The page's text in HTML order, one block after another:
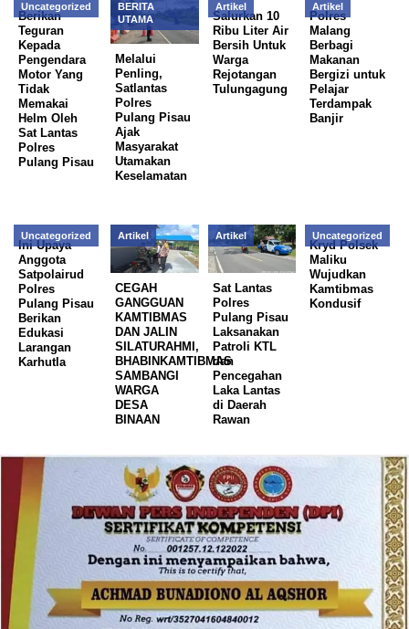
Uncategorized
Berikan
Teguran
Kepada
Pengendara
Motor Yang
Tidak
Memakai
Helm Oleh
Sat Lantas
Polres
Pulang Pisau
BERITA
UTAMA
Melalui
Penling,
Satlantas
Polres
Pulang Pisau
Ajak
Masyarakat
Utamakan
Keselamatan
Artikel
Salurkan 10
Ribu Liter Air
Bersih Untuk
Warga
Rejotangan
Tulungagung
Artikel
Polres
Malang
Berbagi
Makanan
Bergizi untuk
Pelajar
Terdampak
Banjir
Uncategorized
Ini Upaya
Anggota
Satpolairud
Polres
Pulang Pisau
Berikan
Edukasi
Larangan
Karhutla
Artikel
CEGAH
GANGGUAN
KAMTIBMAS
DAN JALIN
SILATURAHMI,
BHABINKAMTIBMAS
SAMBANGI
WARGA
DESA
BINAAN
Artikel
Sat Lantas
Polres
Pulang Pisau
Laksanakan
Patroli KTL
dan
Pencegahan
Laka Lantas
di Daerah
Rawan
Uncategorized
Kryd Polsek
Maliku
Wujudkan
Kamtibmas
Kondusif